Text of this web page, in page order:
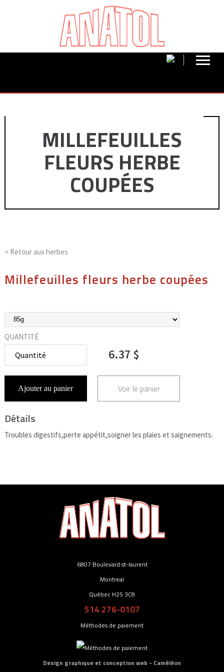
MILLEFEUILLES
FLEURS HERBE
COUPÉES
< Retour aux herbes
Millefeuilles fleurs herbe coupées
QUANTITÉ
6.37 $
Ajouter au panier Voir le panier
Détails
Troubles digestifs,perte appétit,soigner les plaies et saignements.
6807 Boulevard st-laurent
Montreal
Québec H2S 3C8
514 276-0107
Méthodes de paiement
Design graphique et conception web - Caméléon